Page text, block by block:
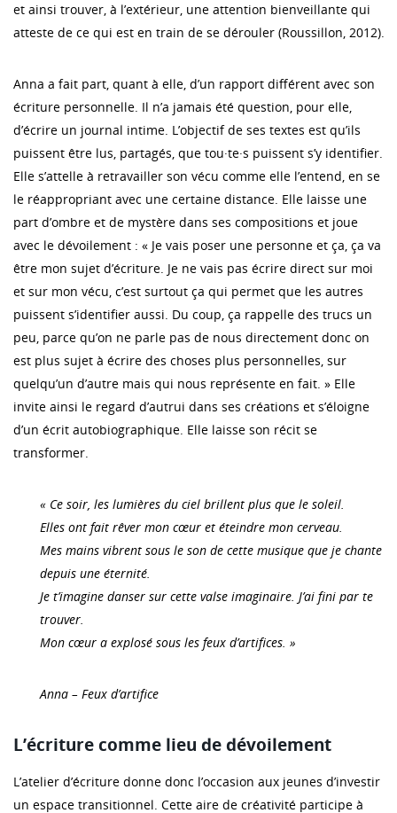
et ainsi trouver, à l’extérieur, une attention bienveillante qui
atteste de ce qui est en train de se dérouler (Roussillon, 2012).
Anna a fait part, quant à elle, d’un rapport différent avec son
écriture personnelle. Il n’a jamais été question, pour elle,
d’écrire un journal intime. L’objectif de ses textes est qu’ils
puissent être lus, partagés, que tou·te·s puissent s’y identifier.
Elle s’attelle à retravailler son vécu comme elle l’entend, en se
le réappropriant avec une certaine distance. Elle laisse une
part d’ombre et de mystère dans ses compositions et joue
avec le dévoilement : « Je vais poser une personne et ça, ça va
être mon sujet d’écriture. Je ne vais pas écrire direct sur moi
et sur mon vécu, c’est surtout ça qui permet que les autres
puissent s’identifier aussi. Du coup, ça rappelle des trucs un
peu, parce qu’on ne parle pas de nous directement donc on
est plus sujet à écrire des choses plus personnelles, sur
quelqu’un d’autre mais qui nous représente en fait. » Elle
invite ainsi le regard d’autrui dans ses créations et s’éloigne
d’un écrit autobiographique. Elle laisse son récit se
transformer.
« Ce soir, les lumières du ciel brillent plus que le soleil.
Elles ont fait rêver mon cœur et éteindre mon cerveau.
Mes mains vibrent sous le son de cette musique que je chante
depuis une éternité.
Je t’imagine danser sur cette valse imaginaire. J’ai fini par te
trouver.
Mon cœur a explosé sous les feux d’artifices. »
Anna – Feux d’artifice
L’écriture comme lieu de dévoilement
L’atelier d’écriture donne donc l’occasion aux jeunes d’investir
un espace transitionnel. Cette aire de créativité participe à